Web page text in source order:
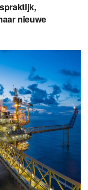
nieuwe